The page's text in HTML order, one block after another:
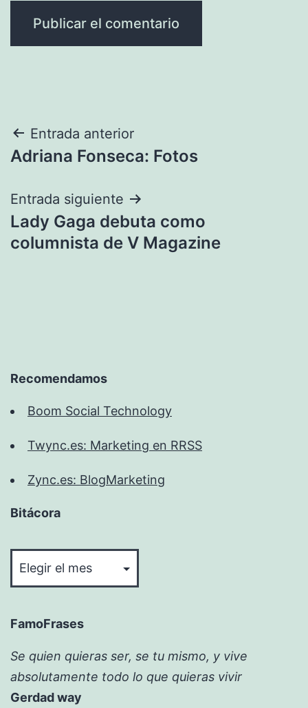
Navegación
de
entradas
Entrada anterior
Adriana Fonseca: Fotos
Entrada siguiente
Lady Gaga debuta como
columnista de V Magazine
Recomendamos
Boom Social Technology
Twync.es: Marketing en RRSS
Zync.es: BlogMarketing
Bitácora
FamoFrases
Se quien quieras ser, se tu mismo, y vive
absolutamente todo lo que quieras vivir
Gerdad way